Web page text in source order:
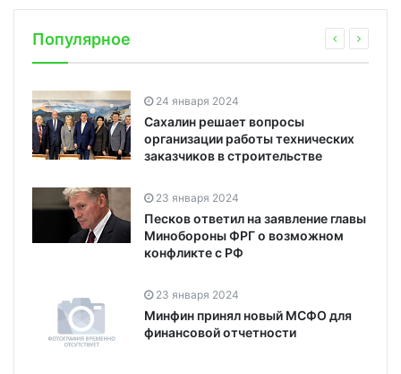
Популярное
24 января 2024
Сахалин решает вопросы
организации работы технических
заказчиков в строительстве
23 января 2024
Песков ответил на заявление главы
Минобороны ФРГ о возможном
конфликте с РФ
23 января 2024
Минфин принял новый МСФО для
финансовой отчетности